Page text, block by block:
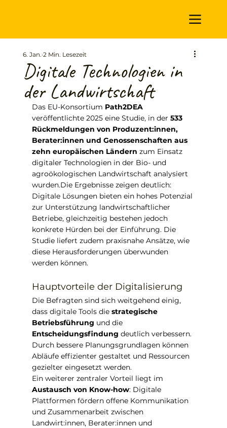
Digitale Technologien in
der Landwirtschaft
6. Jan. 2 Min. Lesezeit
Das EU-Konsortium Path2DEA
veröffentlichte 2025 eine Studie, in der 533
Rückmeldungen von Produzent:innen,
Berater:innen und Genossenschaften aus
zehn europäischen Ländern zum Einsatz
digitaler Technologien in der Bio- und
agroökologischen Landwirtschaft analysiert
wurden.Die Ergebnisse zeigen deutlich:
Digitale Lösungen bieten ein hohes Potenzial
zur Unterstützung landwirtschaftlicher
Betriebe, gleichzeitig bestehen jedoch
konkrete Hürden bei der Einführung. Die
Studie liefert zudem praxisnahe Ansätze, wie
diese Herausforderungen überwunden
werden können.
Hauptvorteile der Digitalisierung
Die Befragten sind sich weitgehend einig,
dass digitale Tools die strategische
Betriebsführung und die
Entscheidungsfindung deutlich verbessern.
Durch bessere Planungsgrundlagen können
Abläufe effizienter gestaltet und Ressourcen
gezielter eingesetzt werden.
Ein weiterer zentraler Vorteil liegt im
Austausch von Know-how: Digitale
Plattformen fördern offene Kommunikation
und Zusammenarbeit zwischen
Landwirt:innen, Berater:innen und